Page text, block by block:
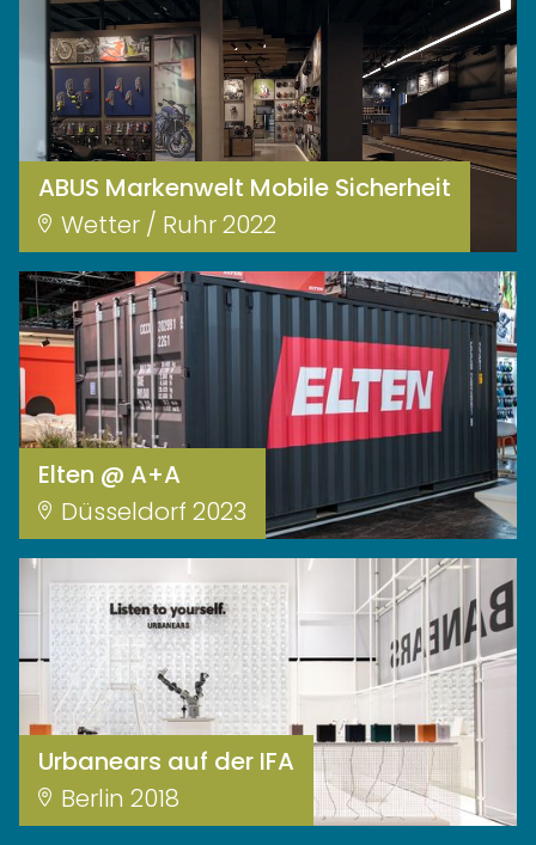
ABUS Markenwelt Mobile Sicherheit
Wetter / Ruhr 2022
Elten @ A+A
Düsseldorf 2023
Urbanears auf der IFA
Berlin 2018